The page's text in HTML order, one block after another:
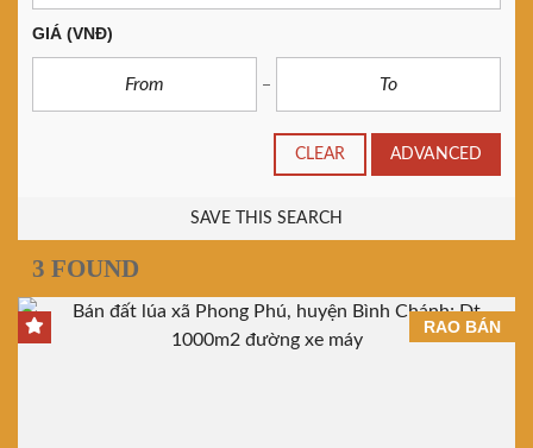
GIÁ (VNĐ)
CLEAR ADVANCED
SAVE THIS SEARCH
3 FOUND
RAO BÁN